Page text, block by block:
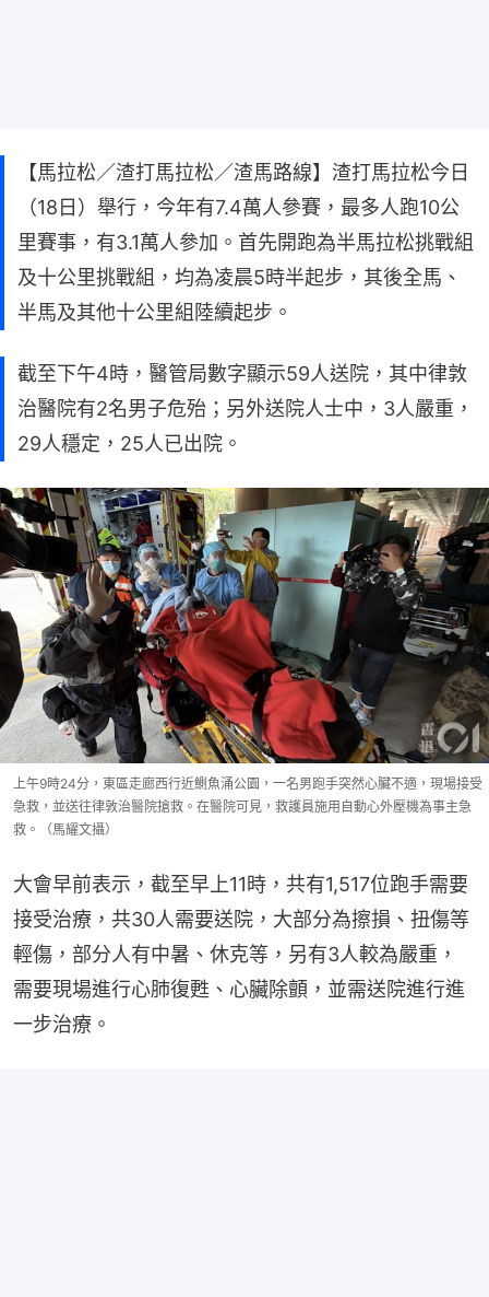
【馬拉松／渣打馬拉松／渣馬路線】渣打馬拉松今日
（18日）舉行，今年有7.4萬人參賽，最多人跑10公
里賽事，有3.1萬人參加。首先開跑為半馬拉松挑戰組
及十公里挑戰組，均為凌晨5時半起步，其後全馬、
半馬及其他十公里組陸續起步。
截至下午4時，醫管局數字顯示59人送院，其中律敦
治醫院有2名男子危殆；另外送院人士中，3人嚴重，
29人穩定，25人已出院。
上午9時24分，東區走廊西行近鰂魚涌公園，一名男跑手突然心臟不適，現場接受
急救，並送往律敦治醫院搶救。在醫院可見，救護員施用自動心外壓機為事主急
救。（馬耀文攝）
大會早前表示，截至早上11時，共有1,517位跑手需要
接受治療，共30人需要送院，大部分為擦損、扭傷等
輕傷，部分人有中暑、休克等，另有3人較為嚴重，
需要現場進行心肺復甦、心臟除顫，並需送院進行進
一步治療。